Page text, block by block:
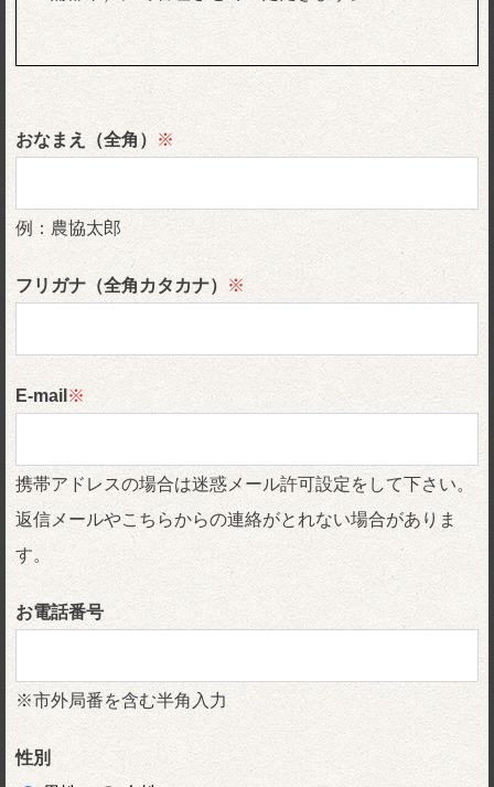
おなまえ（全角） ※
例：農協太郎
フリガナ（全角カタカナ） ※
E-mail※
携帯アドレスの場合は迷惑メール許可設定をして下さい。
返信メールやこちらからの連絡がとれない場合がありま
す。
お電話番号
※市外局番を含む半角入力
性別